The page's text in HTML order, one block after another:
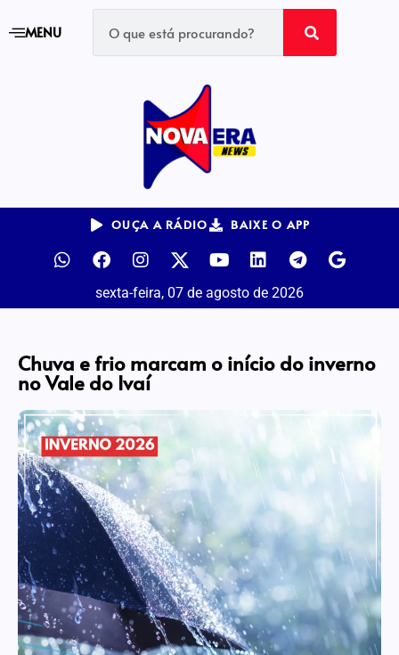
MENU
OUÇA A RÁDIO BAIXE O APP
sexta-feira, 07 de agosto de 2026
Chuva e frio marcam o início do inverno
no Vale do Ivaí